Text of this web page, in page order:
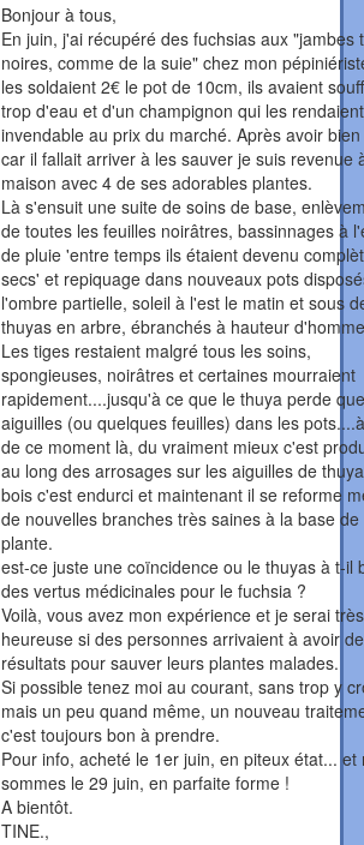
Bonjour à tous,
En juin, j'ai récupéré des fuchsias aux "jambes
noires, comme de la suie" chez mon
les soldaient 2€ le pot de 10cm, ils avaient
trop d'eau et d'un champignon qui les rendaient
invendable au prix du marché. Après avoir
car il fallait arriver à les sauver je suis revenue
maison avec 4 de ses adorables plantes.
Là s'ensuit une suite de soins de base,
de toutes les feuilles noirâtres, bassinnages à
de pluie 'entre temps ils étaient devenu
secs' et repiquage dans nouveaux pots
l'ombre partielle, soleil à l'est le matin et sous
thuyas en arbre, ébranchés à hauteur
Les tiges restaient malgré tous les soins,
spongieuses, noirâtres et certaines mourraient
rapidement....jusqu'à ce que le thuya perde
aiguilles (ou quelques feuilles) dans les
de ce moment là, du vraiment mieux c'est
au long des arrosages sur les aiguilles de
bois c'est endurci et maintenant il se reforme
de nouvelles branches très saines à la base de
plante.
est-ce juste une coïncidence ou le thuyas à t-il
des vertus médicinales pour le fuchsia ?
Voilà, vous avez mon expérience et je serai très
heureuse si des personnes arrivaient à avoir
résultats pour sauver leurs plantes malades.
Si possible tenez moi au courant, sans trop y
mais un peu quand même, un nouveau
c'est toujours bon à prendre.
Pour info, acheté le 1er juin, en piteux état... et
sommes le 29 juin, en parfaite forme !
A bientôt.
TINE.,